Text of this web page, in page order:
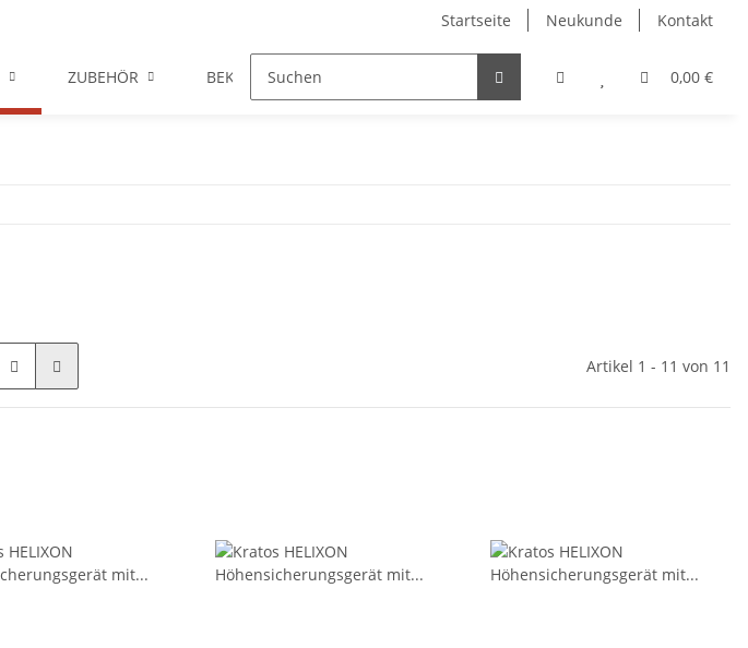
Startseite Neukunde Kontakt
0,00 €
ZUBEHÖR BEKLEIDUNG
Artikel 1 - 11 von 11